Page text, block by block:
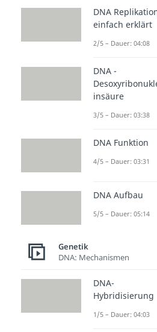
Für die 2.
benötigst du
Gen: Ein
Abschnitt
Es ist für die
Samen-
: Ein
ein Allel für
gelber
für die
Samen
Genotyp
DNA
einfach erklärt
2/5 – Dauer: 04:08
DNA -
insäure
3/5 – Dauer: 03:38
DNA Funktion
4/5 – Dauer: 03:31
DNA Aufbau
5/5 – Dauer: 05:14
Genetik
DNA: Mechanismen
DNA-
Hybridisierung
1/5 – Dauer: 04:03